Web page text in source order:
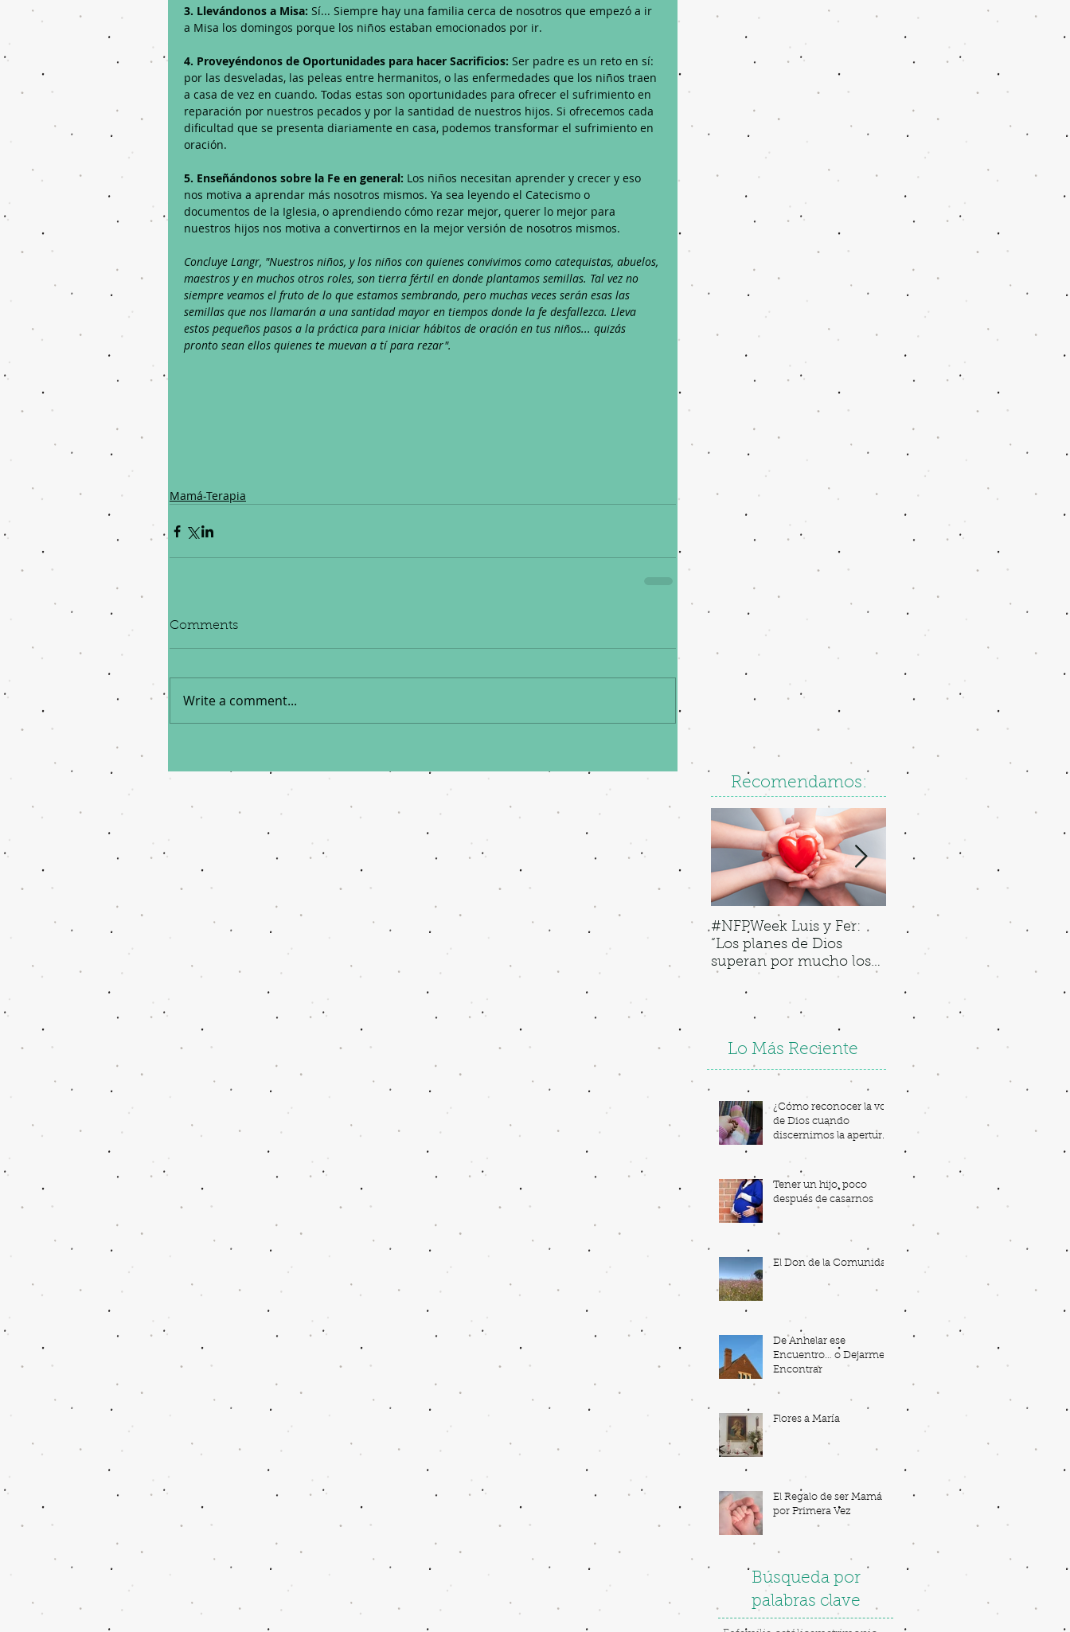
3. Llevándonos a Misa: Sí... Siempre hay una familia cerca de nosotros que empezó a ir
a Misa los domingos porque los niños estaban emocionados por ir.
4. Proveyéndonos de Oportunidades para hacer Sacrificios: Ser padre es un reto en sí:
por las desveladas, las peleas entre hermanitos, o las enfermedades que los niños traen
a casa de vez en cuando. Todas estas son oportunidades para ofrecer el sufrimiento en
reparación por nuestros pecados y por la santidad de nuestros hijos. Si ofrecemos cada
dificultad que se presenta diariamente en casa, podemos transformar el sufrimiento en
oración.
5. Enseñándonos sobre la Fe en general: Los niños necesitan aprender y crecer y eso
nos motiva a aprendar más nosotros mismos. Ya sea leyendo el Catecismo o
documentos de la Iglesia, o aprendiendo cómo rezar mejor, querer lo mejor para
nuestros hijos nos motiva a convertirnos en la mejor versión de nosotros mismos.
Concluye Langr, "Nuestros niños, y los niños con quienes convivimos como catequistas, abuelos,
maestros y en muchos otros roles, son tierra fértil en donde plantamos semillas. Tal vez no
siempre veamos el fruto de lo que estamos sembrando, pero muchas veces serán esas las
semillas que nos llamarán a una santidad mayor en tiempos donde la fe desfallezca. Lleva
estos pequeños pasos a la práctica para iniciar hábitos de oración en tus niños... quizás
pronto sean ellos quienes te muevan a tí para rezar".
Mamá-Terapia
Comments
Write a comment...
Recomendamos:
#NFPWeek Luis y Fer:
“Los planes de Dios
superan por mucho los
"My Lady of Guadalupe"
Lo Más Reciente
¿Cómo reconocer la voz
de Dios cuando
discernimos la apertura
Tener un hijo, poco
después de casarnos
El Don de la Comunidad
De Anhelar ese
Encuentro… o Dejarme
Encontrar
Flores a María
El Regalo de ser Mamá
por Primera Vez
Búsqueda por
palabras clave